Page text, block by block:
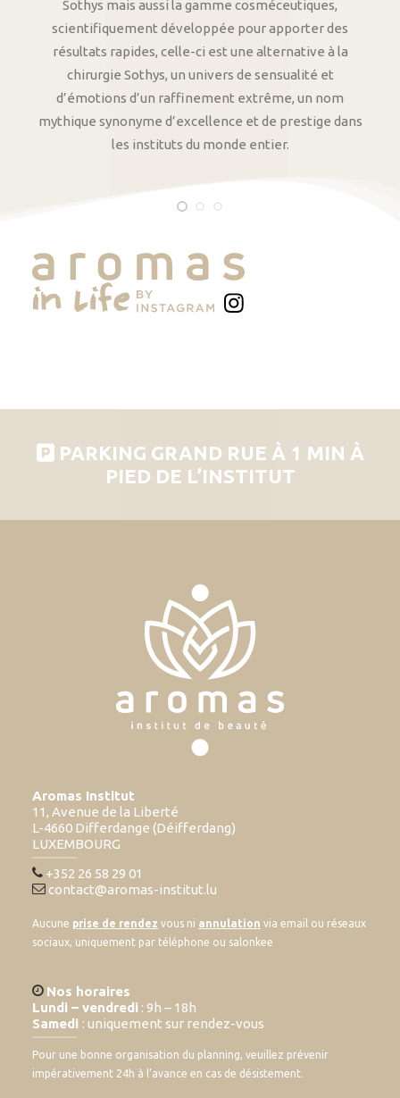
Sothys mais aussi la gamme cosméceutiques,
scientifiquement développée pour apporter des
résultats rapides, celle-ci est une alternative à la
chirurgie Sothys, un univers de sensualité et
d’émotions d’un raffinement extrême, un nom
mythique synonyme d’excellence et de prestige dans
les instituts du monde entier.
PARKING GRAND RUE À 1 MIN À
PIED DE L’INSTITUT
Aromas Institut
11, Avenue de la Liberté
L-4660 Differdange (Déifferdang)
LUXEMBOURG
+352 26 58 29 01
contact@aromas-institut.lu
Aucune prise de rendez vous ni annulation via email ou réseaux
sociaux, uniquement par téléphone ou salonkee
Nos horaires
Lundi – vendredi : 9h – 18h
Samedi : uniquement sur rendez-vous
Pour une bonne organisation du planning, veuillez prévenir
impérativement 24h à l’avance en cas de désistement.